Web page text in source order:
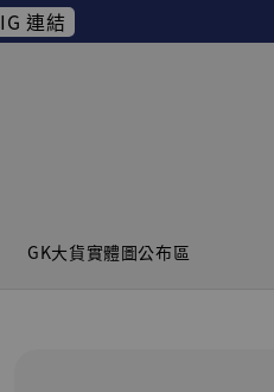
IG 連結
GK大貨實體圖公布區